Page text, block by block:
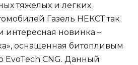
тяжелых и легких
Газель НЕКСТ так
интересная новинка –
оснащенная битопливым
CNG. Данный